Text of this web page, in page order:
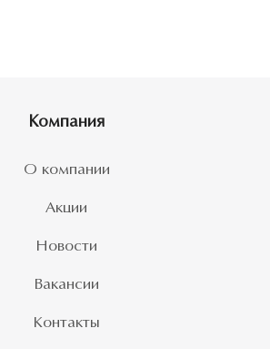
Компания
О компании
Акции
Новости
Вакансии
Контакты